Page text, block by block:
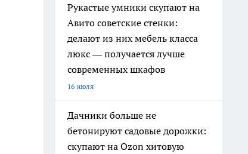
Рукастые умники скупают на
Авито советские стенки:
делают из них мебель класса
люкс — получается лучше
современных шкафов
16 июля
Дачники больше не
бетонируют садовые дорожки:
скупают на Ozon хитовую